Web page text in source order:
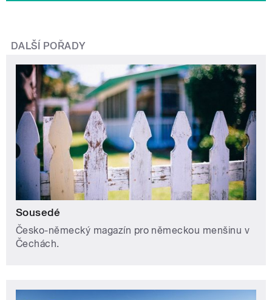
DALŠÍ POŘADY
Sousedé
Česko-německý magazín pro německou menšinu v
Čechách.